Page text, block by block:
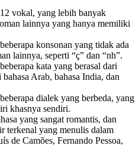
vokal, yang lebih banyak
lainnya yang hanya memiliki
konsonan yang tidak ada
lainnya, seperti “ç” dan “nh”.
kata yang berasal dari
bahasa Arab, bahasa India, dan
dialek yang berbeda, yang
khasnya sendiri.
yang sangat romantis, dan
terkenal yang menulis dalam
de Camões, Fernando Pessoa,